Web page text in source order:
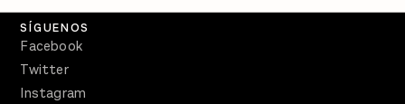
SÍGUENOS
Facebook
Twitter
Instagram